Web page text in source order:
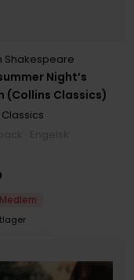
Night’s
(Collins Classics)
Shakespeare
Medlem